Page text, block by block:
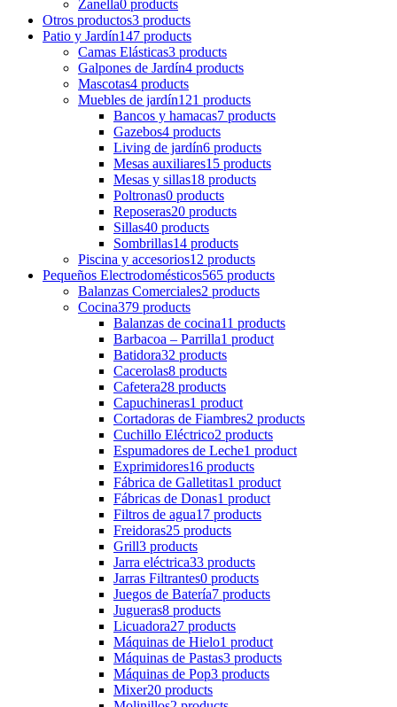
Zanella0 products
Otros productos3 products
Patio y Jardín147 products
Camas Elásticas3 products
Galpones de Jardín4 products
Mascotas4 products
Muebles de jardín121 products
Bancos y hamacas7 products
Gazebos4 products
Living de jardín6 products
Mesas auxiliares15 products
Mesas y sillas18 products
Poltronas0 products
Reposeras20 products
Sillas40 products
Sombrillas14 products
Piscina y accesorios12 products
Pequeños Electrodomésticos565 products
Balanzas Comerciales2 products
Cocina379 products
Balanzas de cocina11 products
Barbacoa – Parrilla1 product
Batidora32 products
Cacerolas8 products
Cafetera28 products
Capuchineras1 product
Cortadoras de Fiambres2 products
Cuchillo Eléctrico2 products
Espumadores de Leche1 product
Exprimidores16 products
Fábrica de Galletitas1 product
Fábricas de Donas1 product
Filtros de agua17 products
Freidoras25 products
Grill3 products
Jarra eléctrica33 products
Jarras Filtrantes0 products
Juegos de Batería7 products
Jugueras8 products
Licuadora27 products
Máquinas de Hielo1 product
Máquinas de Pastas3 products
Máquinas de Pop3 products
Mixer20 products